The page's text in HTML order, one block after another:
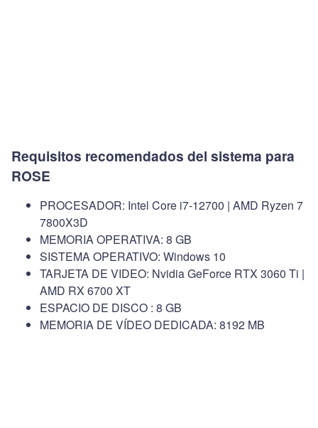
Requisitos recomendados del sistema para
ROSE
PROCESADOR: Intel Core i7-12700 | AMD Ryzen 7
7800X3D
MEMORIA OPERATIVA: 8 GB
SISTEMA OPERATIVO: Windows 10
TARJETA DE VIDEO: Nvidia GeForce RTX 3060 Ti |
AMD RX 6700 XT
ESPACIO DE DISCO : 8 GB
MEMORIA DE VÍDEO DEDICADA: 8192 MB